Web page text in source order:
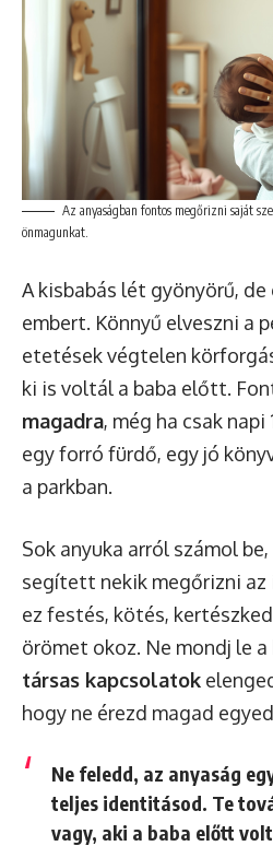
Az anyaságban fontos megőrizni saját
önmagunkat.
A kisbabás lét gyönyörű,
embert. Könnyű elveszni a
etetések végtelen
ki is voltál a baba előtt.
magadra, még ha csak
egy forró fürdő, egy jó
a parkban.
Sok anyuka arról számol
segített nekik megőrizni
ez festés, kötés,
örömet okoz. Ne mondj le
társas kapcsolatok
hogy ne érezd magad
Ne feledd, az anyaság
teljes identitásod. Te
vagy, aki a baba előtt